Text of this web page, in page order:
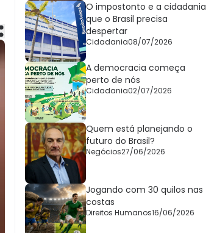
O impostonto e a cidadania
que o Brasil precisa
despertar
Cidadania08/07/2026
A democracia começa
perto de nós
Cidadania02/07/2026
Quem está planejando o
futuro do Brasil?
Negócios27/06/2026
Jogando com 30 quilos nas
costas
Direitos Humanos16/06/2026